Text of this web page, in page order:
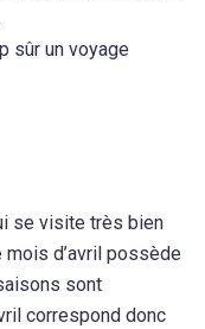
sûr un voyage
se visite très bien
mois d’avril possède
sont
correspond donc